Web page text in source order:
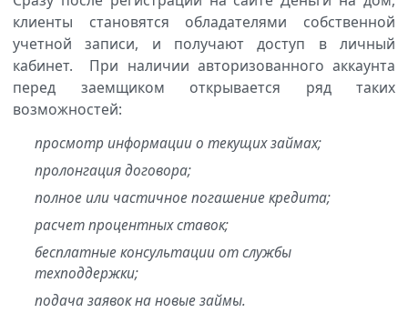
клиенты становятся обладателями собственной
учетной записи, и получают доступ в личный
кабинет. При наличии авторизованного аккаунта
перед заемщиком открывается ряд таких
возможностей:
просмотр информации о текущих займах;
пролонгация договора;
полное или частичное погашение кредита;
расчет процентных ставок;
бесплатные консультации от службы
техподдержки;
подача заявок на новые займы.